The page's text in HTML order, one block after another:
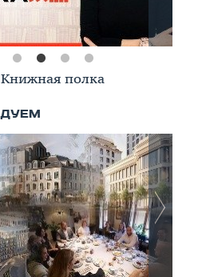
Книжная полка